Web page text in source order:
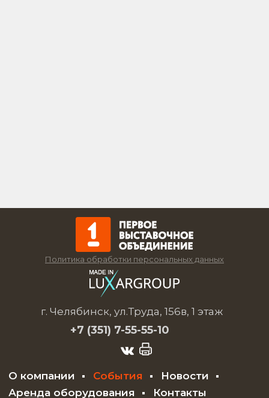
Политика обработки персональных данных
г. Челябинск, ул.Труда, 156в, 1 этаж
+7 (351) 7-55-55-10
О компании События
Новости
Аренда оборудования
Контакты